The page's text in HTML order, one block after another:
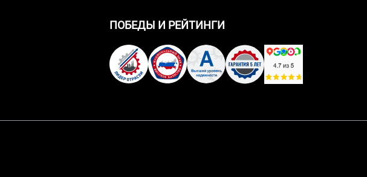
ПОБЕДЫ И РЕЙТИНГИ